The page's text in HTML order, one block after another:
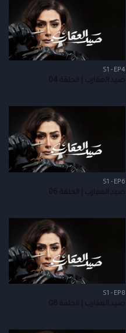
S1 - EP4
صيد العقارب | الحلقة 04
S1 - EP6
صيد العقارب | الحلقة 06
S1 - EP8
صيد العقارب | الحلقة 08